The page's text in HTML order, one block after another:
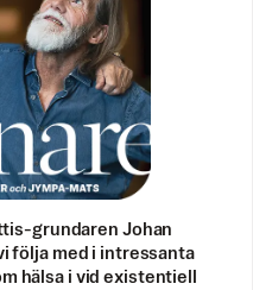
grundaren Johan
följa med i intressanta
hälsa i vid existentiell